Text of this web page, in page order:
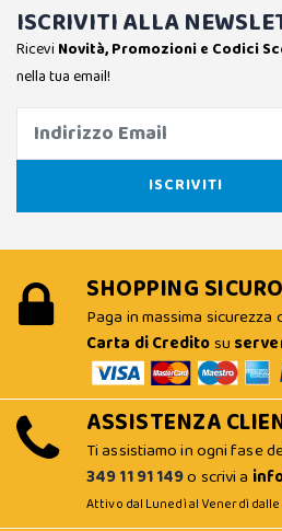
ISCRIVITI ALLA
Ricevi Novità, Promozioni e Codici
nella tua email!
SHOPPING SICURO
Paga in massima sicurezza
Carta di Creditosu
ASSISTENZA
Ti assistiamo in ogni fase
349 11 91 149o scrivi a
Attivo dal Lunedì al Venerdì dalle